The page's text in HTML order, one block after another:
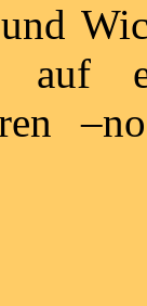
auf